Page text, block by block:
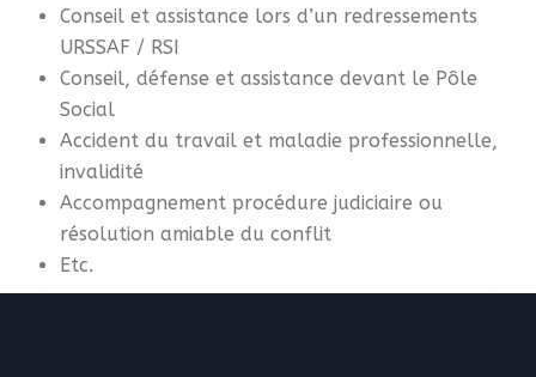
Conseil et assistance lors d’un redressements
URSSAF / RSI
Conseil, défense et assistance devant le Pôle
Social
Accident du travail et maladie professionnelle,
invalidité
Accompagnement procédure judiciaire ou
résolution amiable du conflit
Etc.